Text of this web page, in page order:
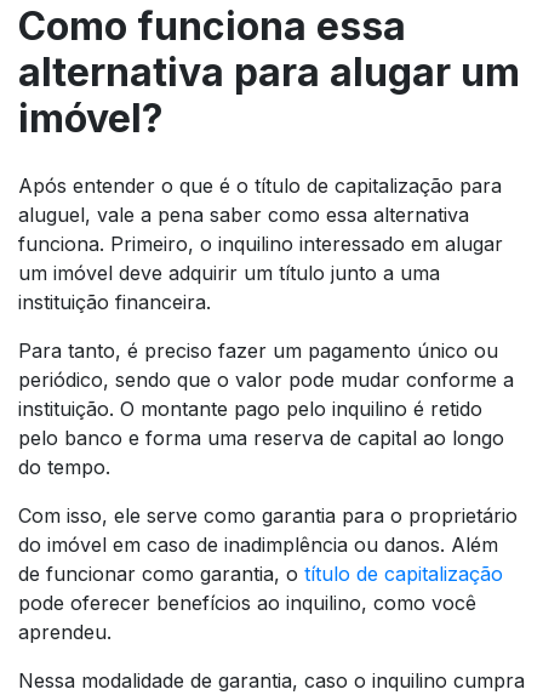
Como funciona essa
alternativa para alugar um
imóvel?
Após entender o que é o título de capitalização para
aluguel, vale a pena saber como essa alternativa
funciona. Primeiro, o inquilino interessado em alugar
um imóvel deve adquirir um título junto a uma
instituição financeira.
Para tanto, é preciso fazer um pagamento único ou
periódico, sendo que o valor pode mudar conforme a
instituição. O montante pago pelo inquilino é retido
pelo banco e forma uma reserva de capital ao longo
do tempo.
Com isso, ele serve como garantia para o proprietário
do imóvel em caso de inadimplência ou danos. Além
de funcionar como garantia, o título de capitalização
pode oferecer benefícios ao inquilino, como você
aprendeu.
Nessa modalidade de garantia, caso o inquilino cumpra